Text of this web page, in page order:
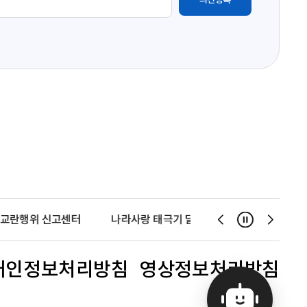
란행위 신고센터 나라사랑 태극기 달기 운동 천사운동
슬
라
이
드
이
슬
라
이
드
다
일시정지
인정보처리방침 영상정보처리방침